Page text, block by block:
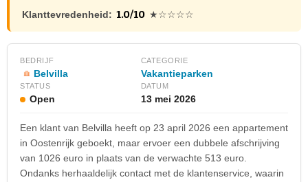
Klanttevredenheid: 1.0/10 ★☆☆☆☆
BEDRIJF
Belvilla
CATEGORIE
Vakantieparken
STATUS
Open
DATUM
13 mei 2026
Een klant van Belvilla heeft op 23 april 2026 een appartement
in Oostenrijk geboekt, maar ervoer een dubbele afschrijving
van 1026 euro in plaats van de verwachte 513 euro.
Ondanks herhaaldelijk contact met de klantenservice, waarin